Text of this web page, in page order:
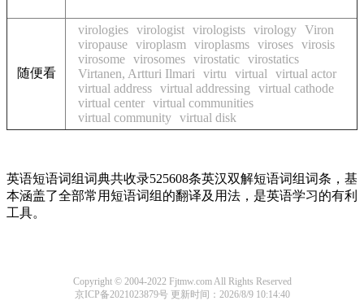
随便看
virologies virologist virologists virology Viron
viropause viroplasm viroplasms viroses virosis
virosome virosomes virostatic virostatics
Virtanen, Artturi Ilmari
virtu virtual
virtual actor
virtual address virtual addressing
virtual cathode
virtual center virtual communities
virtual community virtual disk
英语短语词组词典共收录525608条英汉双解短语词组词条，基
本涵盖了全部常用短语词组的翻译及用法，是英语学习的有利
工具。
Copyright © 2004-2022 Fjtmw.com All Rights Reserved
京ICP备2021023879号 更新时间：2026/8/9 10:14:40